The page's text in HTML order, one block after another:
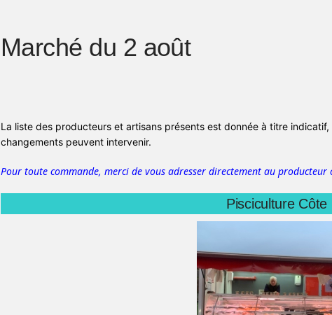
Marché du 2 août
La liste des producteurs et artisans présents est donnée à titre
changements peuvent intervenir.
Pour toute commande, merci de vous adresser directement au producteur
Pisciculture Côte